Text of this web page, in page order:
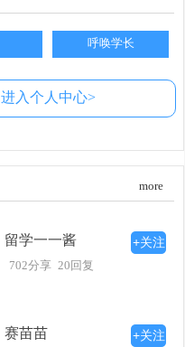
呼唤学长
进入个人中心>
more
留学一一酱 +关注
702分享 20回复
赛苗苗 +关注